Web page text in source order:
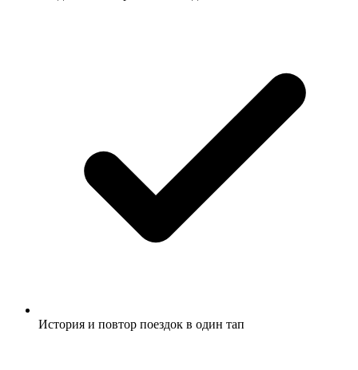
История и повтор поездок в один тап